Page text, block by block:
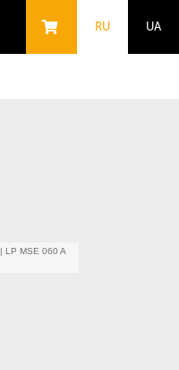
RU UA
| LP MSE 060 A